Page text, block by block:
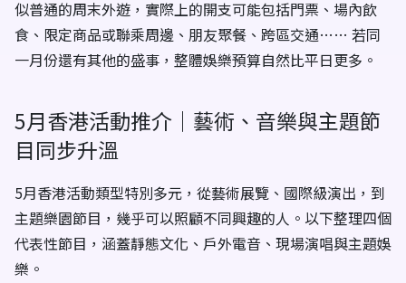
似普通的周末外遊，實際上的開支可能包括門票、場內飲
食、限定商品或聯乘周邊、朋友聚餐、跨區交通…… 若同
一月份還有其他的盛事，整體娛樂預算自然比平日更多。
5月香港活動推介｜藝術、音樂與主題節
目同步升溫
5月香港活動類型特別多元，從藝術展覽、國際級演出，到
主題樂園節目，幾乎可以照顧不同興趣的人。以下整理四個
代表性節目，涵蓋靜態文化、戶外電音、現場演唱與主題娛
樂。